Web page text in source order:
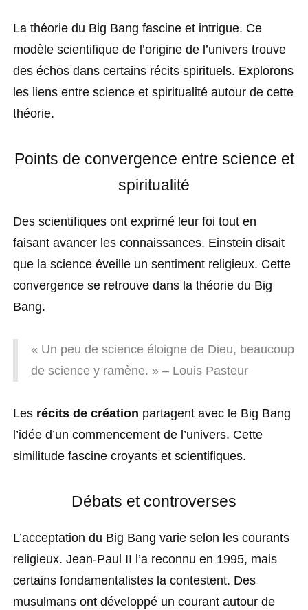
La théorie du Big Bang fascine et intrigue. Ce
modèle scientifique de l’origine de l’univers trouve
des échos dans certains récits spirituels. Explorons
les liens entre science et spiritualité autour de cette
théorie.
Points de convergence entre science et
spiritualité
Des scientifiques ont exprimé leur foi tout en
faisant avancer les connaissances. Einstein disait
que la science éveille un sentiment religieux. Cette
convergence se retrouve dans la théorie du Big
Bang.
« Un peu de science éloigne de Dieu, beaucoup
de science y ramène. » – Louis Pasteur
Les récits de création partagent avec le Big Bang
l’idée d’un commencement de l’univers. Cette
similitude fascine croyants et scientifiques.
Débats et controverses
L’acceptation du Big Bang varie selon les courants
religieux. Jean-Paul II l’a reconnu en 1995, mais
certains fondamentalistes la contestent. Des
musulmans ont développé un courant autour de